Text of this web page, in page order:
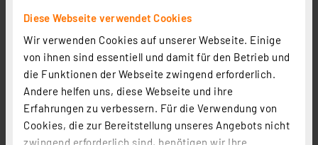
Diese Webseite verwendet Cookies
Wir verwenden Cookies auf unserer Webseite. Einige
von ihnen sind essentiell und damit für den Betrieb und
die Funktionen der Webseite zwingend erforderlich.
Andere helfen uns, diese Webseite und ihre
Erfahrungen zu verbessern. Für die Verwendung von
Cookies, die zur Bereitstellung unseres Angebots nicht
zwingend erforderlich sind, benötigen wir Ihre